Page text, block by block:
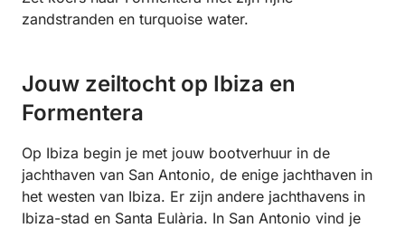
zandstranden en turquoise water.
Jouw zeiltocht op Ibiza en
Formentera
Op Ibiza begin je met jouw bootverhuur in de
jachthaven van San Antonio, de enige jachthaven in
het westen van Ibiza. Er zijn andere jachthavens in
Ibiza-stad en Santa Eulària. In San Antonio vind je